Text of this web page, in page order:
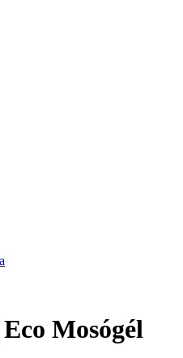
Eco Mosógél